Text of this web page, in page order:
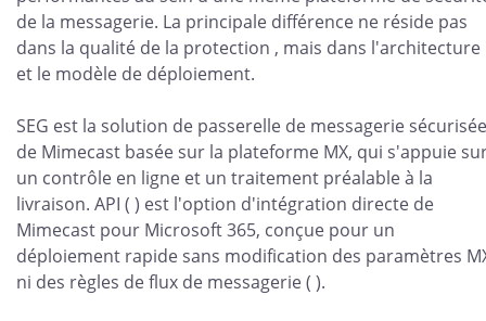
de la messagerie. La principale différence ne réside pas
dans la qualité de la protection , mais dans l'architecture
et le modèle de déploiement.
SEG est la solution de passerelle de messagerie sécurisée
de Mimecast basée sur la plateforme MX, qui s'appuie
un contrôle en ligne et un traitement préalable à la
livraison. API ( ) est l'option d'intégration directe de
Mimecast pour Microsoft 365, conçue pour un
déploiement rapide sans modification des paramètres
ni des règles de flux de messagerie ( ).